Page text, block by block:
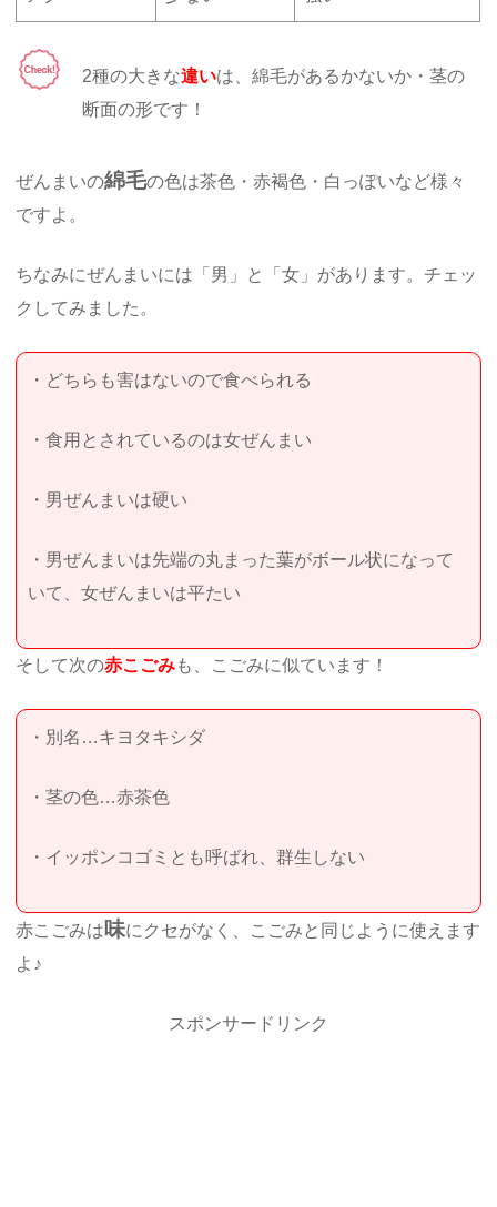
2種の大きな違いは、綿毛があるかないか・茎の
断面の形です！
ぜんまいの綿毛の色は茶色・赤褐色・白っぽいなど様々
ですよ。
ちなみにぜんまいには「男」と「女」があります。チェッ
クしてみました。
・どちらも害はないので食べられる
・食用とされているのは女ぜんまい
・男ぜんまいは硬い
・男ぜんまいは先端の丸まった葉がボール状になって
いて、女ぜんまいは平たい
そして次の赤こごみも、こごみに似ています！
・別名…キヨタキシダ
・茎の色…赤茶色
・イッポンコゴミとも呼ばれ、群生しない
赤こごみは 味にクセがなく、こごみと同じように使えます
よ♪
スポンサードリンク